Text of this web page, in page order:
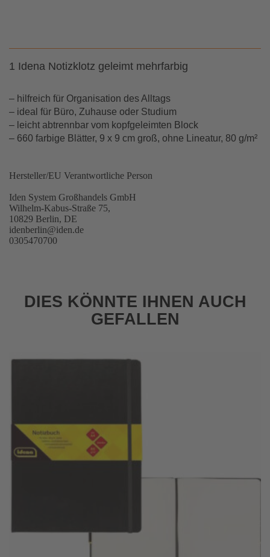
1 Idena Notizklotz geleimt mehrfarbig
– hilfreich für Organisation des Alltags
– ideal für Büro, Zuhause oder Studium
– leicht abtrennbar vom kopfgeleimten Block
– 660 farbige Blätter, 9 x 9 cm groß, ohne Lineatur, 80 g/m²
Hersteller/EU Verantwortliche Person
Iden System Großhandels GmbH
Wilhelm-Kabus-Straße 75,
10829 Berlin, DE
idenberlin@iden.de
0305470700
DIES KÖNNTE IHNEN AUCH
GEFALLEN